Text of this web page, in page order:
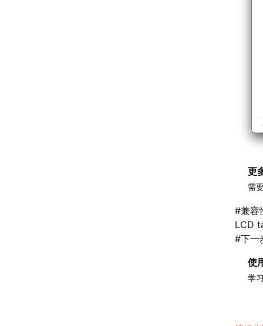
更
需
#兼容
LCD
#下一
使
学